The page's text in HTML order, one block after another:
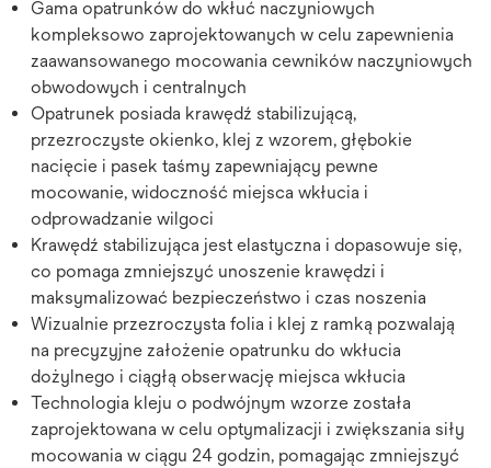
Gama opatrunków do wkłuć naczyniowych
kompleksowo zaprojektowanych w celu zapewnienia
zaawansowanego mocowania cewników naczyniowych
obwodowych i centralnych
Opatrunek posiada krawędź stabilizującą,
przezroczyste okienko, klej z wzorem, głębokie
nacięcie i pasek taśmy zapewniający pewne
mocowanie, widoczność miejsca wkłucia i
odprowadzanie wilgoci
Krawędź stabilizująca jest elastyczna i dopasowuje się,
co pomaga zmniejszyć unoszenie krawędzi i
maksymalizować bezpieczeństwo i czas noszenia
Wizualnie przezroczysta folia i klej z ramką pozwalają
na precyzyjne założenie opatrunku do wkłucia
dożylnego i ciągłą obserwację miejsca wkłucia
Technologia kleju o podwójnym wzorze została
zaprojektowana w celu optymalizacji i zwiększania siły
mocowania w ciągu 24 godzin, pomagając zmniejszyć